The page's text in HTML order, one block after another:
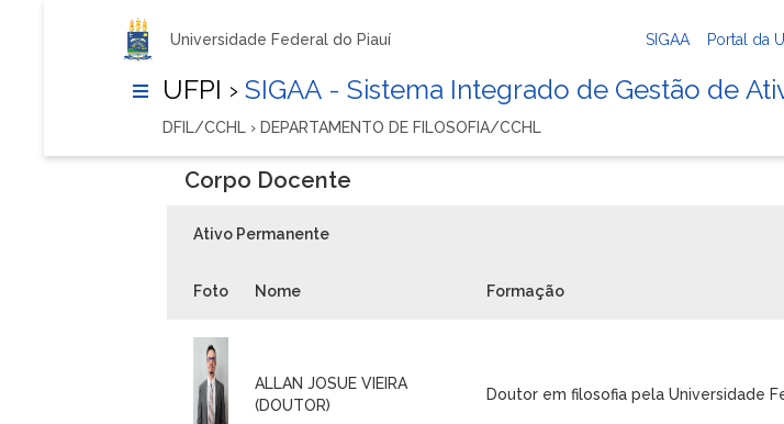
Universidade Federal do Piauí SIGAA Portal da
UFPI › SIGAA - Sistema Integrado de Gestão de
DFIL/CCHL › DEPARTAMENTO DE FILOSOFIA/CCHL
Corpo Docente
Ativo Permanente
Foto Nome Formação
ALLAN JOSUE VIEIRA
(DOUTOR)
Doutor em filosofia pela Universidade